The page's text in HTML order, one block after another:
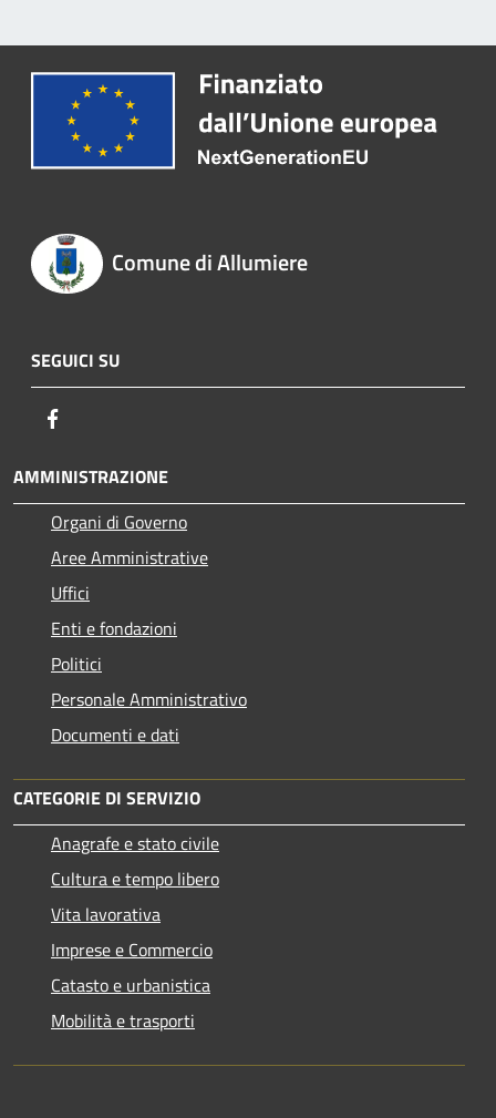
Comune di Allumiere
SEGUICI SU
AMMINISTRAZIONE
Organi di Governo
Aree Amministrative
Uffici
Enti e fondazioni
Politici
Personale Amministrativo
Documenti e dati
CATEGORIE DI SERVIZIO
Anagrafe e stato civile
Cultura e tempo libero
Vita lavorativa
Imprese e Commercio
Catasto e urbanistica
Mobilità e trasporti